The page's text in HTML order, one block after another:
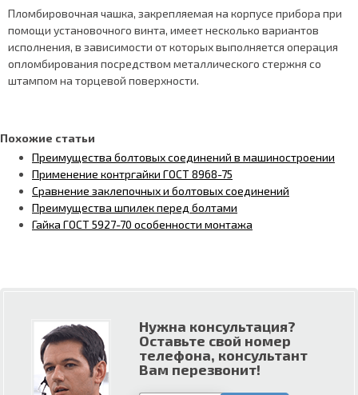
Пломбировочная чашка, закрепляемая на корпусе прибора при
помощи установочного винта, имеет несколько вариантов
исполнения, в зависимости от которых выполняется операция
опломбирования посредством металлического стержня со
штампом на торцевой поверхности.
Похожие статьи
Преимущества болтовых соединений в машиностроении
Применение контргайки ГОСТ 8968-75
Сравнение заклепочных и болтовых соединений
Преимущества шпилек перед болтами
Гайка ГОСТ 5927-70 особенности монтажа
Нужна консультация?
Оставьте свой номер
телефона, консультант
Вам перезвонит!